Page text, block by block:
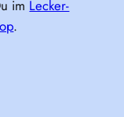
im Lecker-
.